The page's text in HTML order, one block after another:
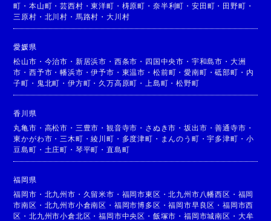
町 ・本山町 ・芸西村 ・東洋町 ・ 梼原町 ・ 奈半利町 ・ 安田町 ・ 田野町 ・
三原村 ・ 北川村 ・ 馬路村 ・大川村
愛媛県
松山市 ・ 今治市 ・ 新居浜市 ・ 西条市 ・ 四国中央市 ・ 宇和島市 ・ 大洲
市 ・西予市 ・幡浜市 ・伊予市 ・ 東温市 ・ 松前町 ・愛南町 ・砥部町 ・ 内
子町 ・ 鬼北町 ・伊方町 ・ 久万高原町 ・ 上島町 ・松野町
香川県
丸亀市 ・ 高松市 ・ 三豊市 ・観音寺市 ・ さぬき市 ・坂出市 ・善通寺市 ・
東かがわ市 ・ 三木町 ・綾川町 ・ 多度津町 ・ まんのう町 ・宇多津町 ・ 小
豆島町 ・ 土庄町 ・ 琴平町 ・直島町
福岡県
福岡市 ・ 北九州市 ・ 久留米市 ・ 福岡市東区 ・北九州市八幡西区 ・ 福岡
市南区 ・ 北九州市小倉南区 ・ 福岡市博多区 ・福岡市早良区 ・福岡市西
区 ・北九州市小倉北区 ・福岡市中央区 ・ 飯塚市 ・福岡市城南区 ・ 大牟